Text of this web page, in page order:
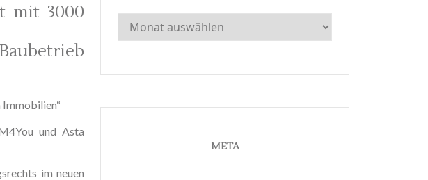
mit 3000
und Asta
im neuen
Archiv
META